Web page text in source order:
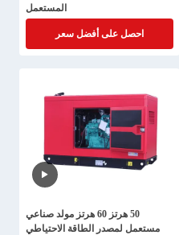
المستعمل
احصل على أفضل سعر
50 هرتز 60 هرتز مولد صناعي
مستعمل لمصدر الطاقة الاحتياطي